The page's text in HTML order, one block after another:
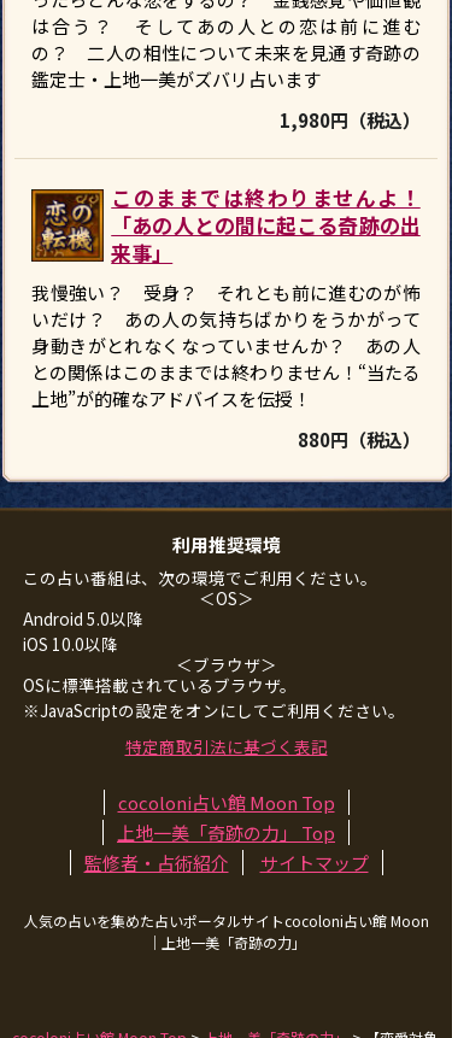
は合う？ そしてあの人との恋は前に進む
の？ 二人の相性について未来を見通す奇跡の
鑑定士・上地一美がズバリ占います
1,980円（税込）
このままでは終わりませんよ！
「あの人との間に起こる奇跡の出
来事」
我慢強い？ 受身？ それとも前に進むのが怖
いだけ？ あの人の気持ちばかりをうかがって
身動きがとれなくなっていませんか？ あの人
との関係はこのままでは終わりません！“当たる
上地”が的確なアドバイスを伝授！
880円（税込）
利用推奨環境
この占い番組は、次の環境でご利用ください。
＜OS＞
Android 5.0以降
iOS 10.0以降
＜ブラウザ＞
OSに標準搭載されているブラウザ。
※JavaScriptの設定をオンにしてご利用ください。
特定商取引法に基づく表記
cocoloni占い館 Moon Top
上地一美「奇跡の力」
Top
監修者・占術紹介
サイトマップ
人気の占いを集めた占いポータルサイトcocoloni占い館 Moon
｜ 上地一美「奇跡の力」